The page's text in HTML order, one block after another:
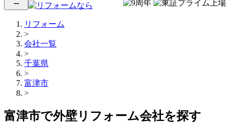
リフォーム
>
会社一覧
>
千葉県
>
富津市
>
富津市で外壁リフォーム会社を探す